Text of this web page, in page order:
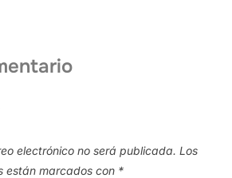
electrónico no será publicada. Los
están marcados con *